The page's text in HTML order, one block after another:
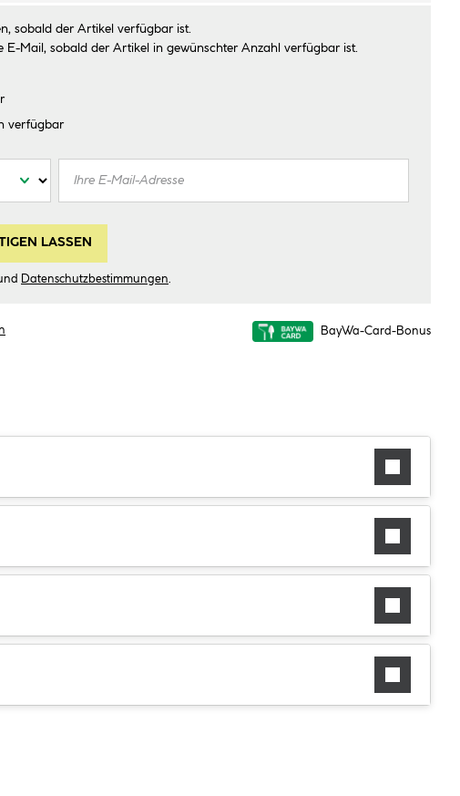
sobald der Artikel verfügbar ist.
E-Mail, sobald der Artikel in gewünschter Anzahl verfügbar ist.
verfügbar
LASSEN
Datenschutzbestimmungen
BayWa-Card-Bonus